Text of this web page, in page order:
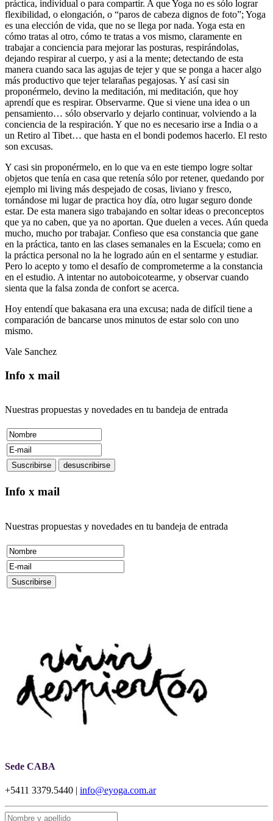
práctica, individual o para compartir. A que Yoga no es sólo lograr
flexibilidad, o elongación, o “paros de cabeza dignos de foto”; Yoga
es una elección de vida, que no se llega por nada. Yoga esta en
cómo tratas al otro, cómo te tratas a vos mismo, claramente en
trabajar a conciencia para mejorar las posturas, respirándolas,
dejando respirar al cuerpo, y asi a la mente; detectando de esta
manera cuando saca las agujas de tejer y que se ponga a hacer algo
más productivo que tejer telarañas pegajosas. Y así casi sin
proponérmelo, devino la meditación, mi meditación, que hoy
aprendí que es respirar. Observarme. Que si viene una idea o un
pensamiento… sólo observarlo y dejarlo continuar, volviendo a la
conciencia de la respiración. Y que no es necesario irse a India o a
un Retiro al Tibet… que hasta en el bondi podemos hacerlo. El resto
son excusas.
Y casi sin proponérmelo, en lo que va en este tiempo logre soltar
objetos que tenía en casa que retenía sólo por retener, quedando por
ejemplo mi living más despejado de cosas, liviano y fresco,
tornándose mi lugar de practica hoy día, otro lugar seguro donde
estar. De esta manera sigo trabajando en soltar ideas o preconceptos
que ya no caben, que ya no aportan. Que duelen a veces. Aún queda
mucho, mucho por trabajar. Confieso que esa constancia que gane
en la práctica, tanto en las clases semanales en la Escuela; como en
la práctica personal no la he logrado aún en el sentarme y estudiar.
Pero lo acepto y tomo el desafío de comprometerme a la constancia
en el estudio. A intentar no autoboicotearme, y observar cuando
sienta que la falsa zonda de confort se acerca.
Hoy entendí que bakasana era una excusa; nada de difícil tiene a
comparación de bancarse unos minutos de estar solo con uno
mismo.
Vale Sanchez
Info x mail
Nuestras propuestas y novedades en tu bandeja de entrada
Info x mail
Nuestras propuestas y novedades en tu bandeja de entrada
Sede CABA
+5411 3379.5440 | info@eyoga.com.ar